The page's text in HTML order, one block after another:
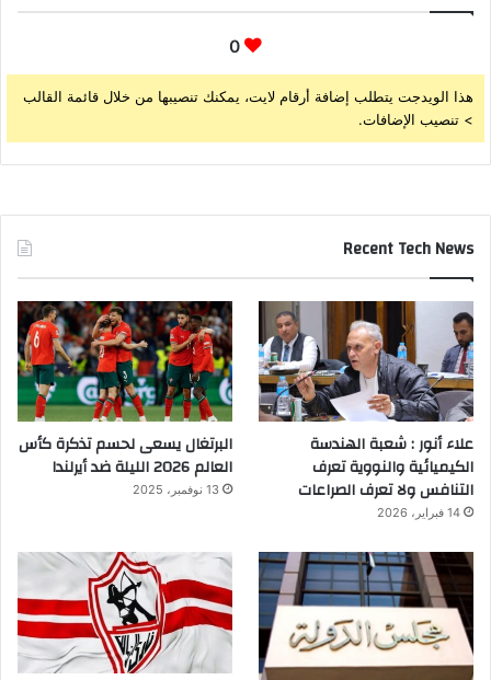
0
هذا الويدجت يتطلب إضافة أرقام لايت، يمكنك تنصيبها من خلال قائمة القالب
> تنصيب الإضافات.
Recent Tech News
علاء أنور : شعبة الهندسة
الكيميائية والنووية تعرف
التنافس ولا تعرف الصراعات
14 فبراير، 2026
البرتغال يسعى لحسم تذكرة كأس
العالم 2026 الليلة ضد أيرلندا
13 نوفمبر، 2025